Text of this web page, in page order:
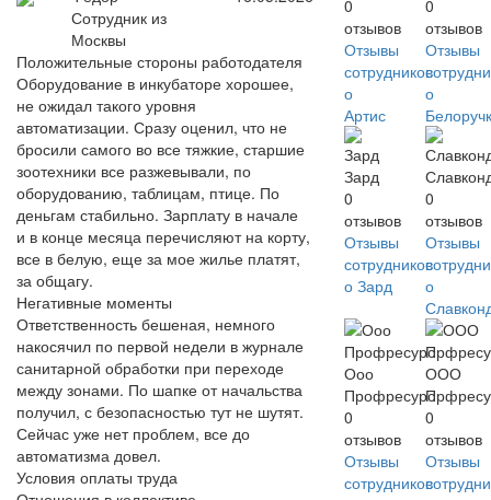
Сотрудник из
Москвы
Положительные стороны работодателя
Оборудование в инкубаторе хорошее,
не ожидал такого уровня
автоматизации. Сразу оценил, что не
бросили самого во все тяжкие, старшие
зоотехники все разжевывали, по
оборудованию, таблицам, птице. По
деньгам стабильно. Зарплату в начале
и в конце месяца перечисляют на корту,
все в белую, еще за мое жилье платят,
за общагу.
Негативные моменты
Ответственность бешеная, немного
накосячил по первой недели в журнале
санитарной обработки при переходе
между зонами. По шапке от начальства
получил, с безопасностью тут не шутят.
Сейчас уже нет проблем, все до
автоматизма довел.
Условия оплаты труда
0
отзывов
Отзывы
сотрудников
о
Артис
0
отзывов
Отзывы
о
Зард
0
отзывов
Отзывы
сотрудников
о Зард
0
отзывов
Отзывы
о
Ооо
Профресурс
0
отзывов
Отзывы
сотрудников
ООО
0
отзывов
Отзывы